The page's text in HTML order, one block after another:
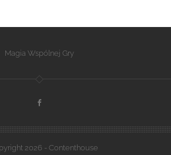
Magia Wspólnej Gry
2026 - Contenthouse